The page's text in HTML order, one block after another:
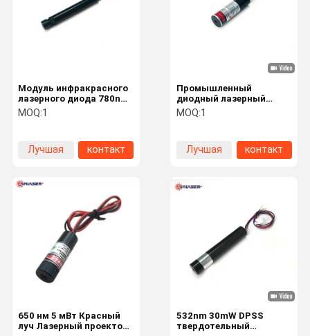
Экскурсия
Промышленный
диодный лазерный
модуль с точечной и
линейной разверткой,
импульсная TTL-
модуляция
MOQ:1
Лучшая
контакт
Модуль инфракрасного
лазерного диода 780nm
850nm 980nm 1064nm
для измерения
MOQ:1
Лучшая
контакт
532nm 30mW DPSS
твердотельный
650 нм 5 мВт Красный
луч Лазерный проектор